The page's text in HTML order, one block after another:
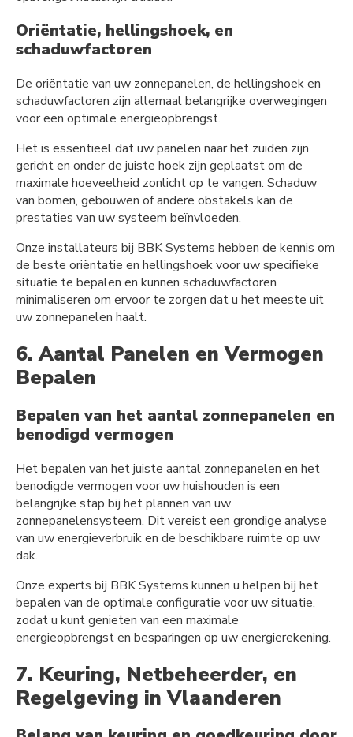
Oriëntatie, hellingshoek, en
schaduwfactoren
De oriëntatie van uw zonnepanelen, de hellingshoek en
schaduwfactoren zijn allemaal belangrijke overwegingen
voor een optimale energieopbrengst.
Het is essentieel dat uw panelen naar het zuiden zijn
gericht en onder de juiste hoek zijn geplaatst om de
maximale hoeveelheid zonlicht op te vangen. Schaduw
van bomen, gebouwen of andere obstakels kan de
prestaties van uw systeem beïnvloeden.
Onze installateurs bij BBK Systems hebben de kennis om
de beste oriëntatie en hellingshoek voor uw specifieke
situatie te bepalen en kunnen schaduwfactoren
minimaliseren om ervoor te zorgen dat u het meeste uit
uw zonnepanelen haalt.
6. Aantal Panelen en Vermogen
Bepalen
Bepalen van het aantal zonnepanelen en
benodigd vermogen
Het bepalen van het juiste aantal zonnepanelen en het
benodigde vermogen voor uw huishouden is een
belangrijke stap bij het plannen van uw
zonnepanelensysteem. Dit vereist een grondige analyse
van uw energieverbruik en de beschikbare ruimte op uw
dak.
Onze experts bij BBK Systems kunnen u helpen bij het
bepalen van de optimale configuratie voor uw situatie,
zodat u kunt genieten van een maximale
energieopbrengst en besparingen op uw energierekening.
7. Keuring, Netbeheerder, en
Regelgeving in Vlaanderen